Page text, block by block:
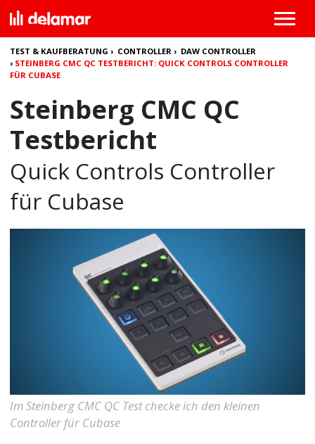
TEST & KAUFBERATUNG › CONTROLLER › DAW CONTROLLER
› STEINBERG CMC QC TESTBERICHT: QUICK CONTROLS CONTROLLER
FÜR CUBASE
Steinberg CMC QC
Testbericht
Quick Controls Controller
für Cubase
Im Steinberg CMC QC Test checke ich den kleinen
Controller für Cubase